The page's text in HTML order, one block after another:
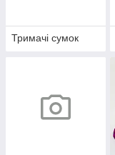
Тримачі сумок